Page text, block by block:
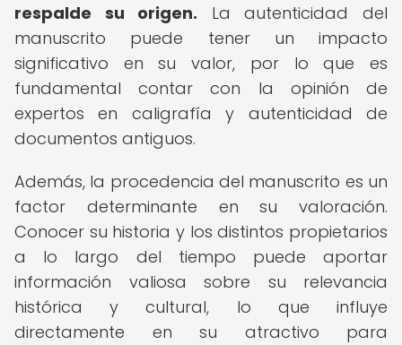
respalde su origen. La autenticidad del
manuscrito puede tener un impacto
significativo en su valor, por lo que es
fundamental contar con la opinión de
expertos en caligrafía y autenticidad de
documentos antiguos.
Además, la procedencia del manuscrito es un
factor determinante en su valoración.
Conocer su historia y los distintos propietarios
a lo largo del tiempo puede aportar
información valiosa sobre su relevancia
histórica y cultural, lo que influye
directamente en su atractivo para